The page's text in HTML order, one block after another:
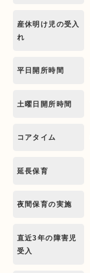
産休明け児の受入
れ
平日開所時間
土曜日開所時間
コアタイム
延長保育
夜間保育の実施
直近3年の障害児
受入